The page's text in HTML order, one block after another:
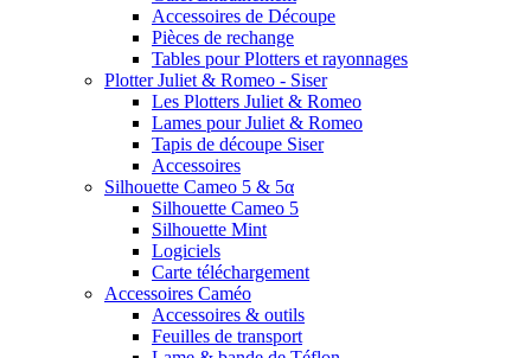
Accessoires de Découpe
Pièces de rechange
Tables pour Plotters et rayonnages
Plotter Juliet & Romeo - Siser
Les Plotters Juliet & Romeo
Lames pour Juliet & Romeo
Tapis de découpe Siser
Accessoires
Silhouette Cameo 5 & 5α
Silhouette Cameo 5
Silhouette Mint
Logiciels
Carte téléchargement
Accessoires Caméo
Accessoires & outils
Feuilles de transport